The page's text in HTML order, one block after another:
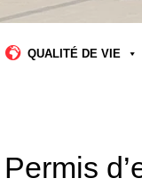
QUALITÉ DE VIE